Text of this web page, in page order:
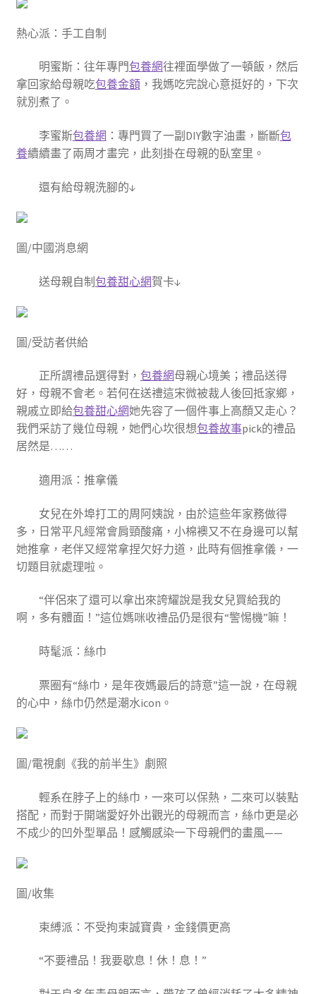
熱心派：手工自制
明蜜斯：往年專門包養網往裡面學做了一頓飯，然后
拿回家給母親吃包養金額，我媽吃完說心意挺好的，下次
就別煮了。
李蜜斯包養網 ：專門買了一副DIY數字油畫，斷斷包
養續續畫了兩周才畫完，此刻掛在母親的臥室里。
還有給母親洗腳的↓
圖/中國消息網
送母親自制包養甜心網賀卡↓
圖/受訪者供給
正所謂禮品選得對， 包養網母親心境美；禮品送得
好，母親不會老。若何在送禮這宋微被裁人後回抵家鄉，
親戚立即給包養甜心網她先容了一個件事上高顏又走心？
我們采訪了幾位母親，她們心坎很想包養故事pick的禮品
居然是……
適用派：推拿儀
女兒在外埠打工的周阿姨說，由於這些年家務做得
多，日常平凡經常會肩頸酸痛，小棉襖又不在身邊可以幫
她推拿，老伴又經常拿捏欠好力道，此時有個推拿儀，一
切題目就處理啦。
“伴侶來了還可以拿出來誇耀說是我女兒買給我的
啊，多有體面！”這位媽咪收禮品仍是很有“警惕機”嘛！
時髦派：絲巾
票圈有“絲巾，是年夜媽最后的詩意”這一說，在母親
的心中，絲巾仍然是潮水icon。
圖/電視劇《我的前半生》劇照
輕系在脖子上的絲巾，一來可以保熱，二來可以裝點
搭配，而對于開端愛好外出觀光的母親而言，絲巾更是必
不成少的凹外型單品！感觸感染一下母親們的畫風——
圖/收集
束縛派：不受拘束誠寶貴，金錢價更高
“不要禮品！我要歇息！休！息！”